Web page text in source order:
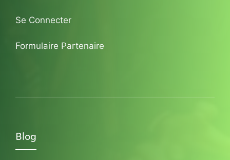
Se Connecter
Formulaire Partenaire
Blog